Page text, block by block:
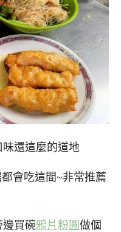
還這麼的道地
會吃這間~非常推薦
邊買碗鴉片粉圓做個